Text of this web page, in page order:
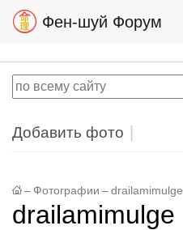
Фен-шуй Форум
Добавить фото
– Фотографии – drailamimulge
drailamimulge